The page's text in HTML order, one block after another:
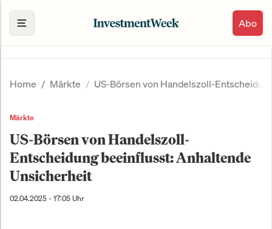
Abo
Home Märkte US-Börsen von Handelszoll-
Märkte
US-Börsen von Handelszoll-
Entscheidung beeinflusst: Anhaltende
Unsicherheit
02.04.2025 - 17:05 Uhr